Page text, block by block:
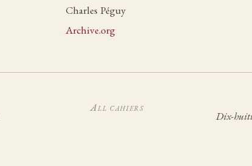
Charles Péguy
Archive.org
All cahiers
Dix-